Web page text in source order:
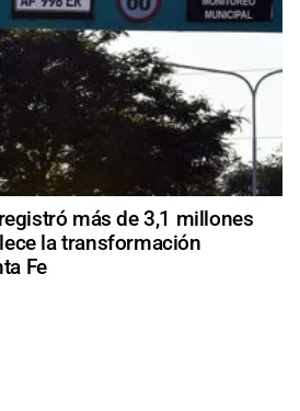
más de 3,1 millones
la transformación
Fe